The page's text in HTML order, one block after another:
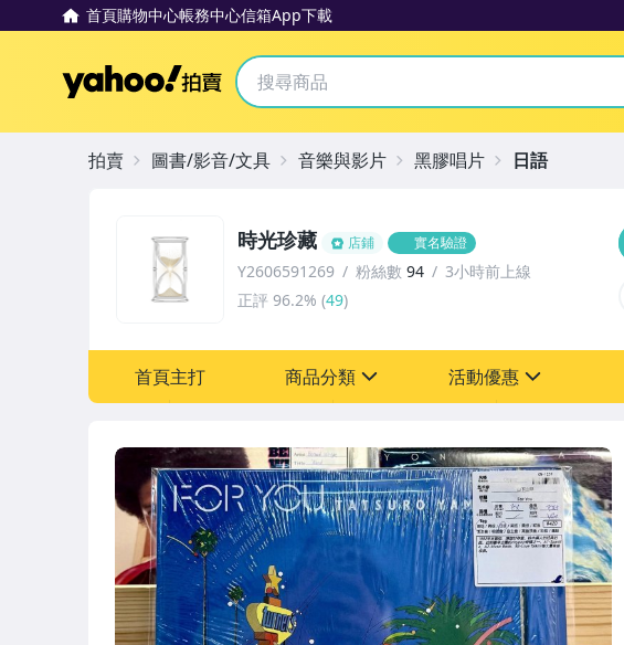
首頁購物中心帳務中心信箱App下載
Yahoo拍賣
時光珍藏 店鋪 實名驗證
Y2606591269 粉絲數 94
3小時前上線
正評 96.2% (49)
首頁主打 商品分類 活動優惠
[全店] 週年慶
拍賣 圖書/影音/文具 音樂與影片 黑膠唱片 日語